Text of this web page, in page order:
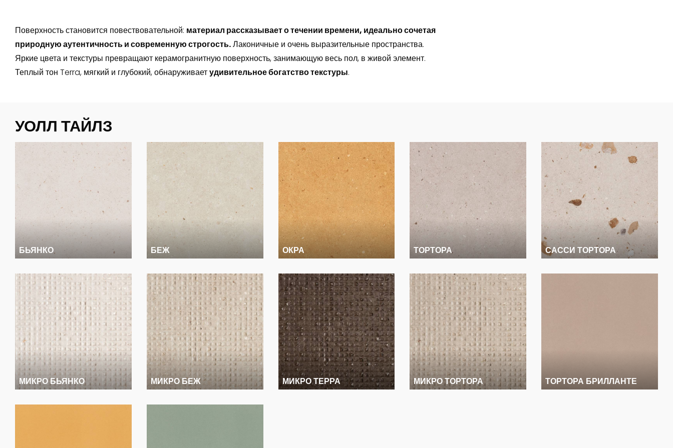
Поверхность становится повествовательной: материал рассказывает о течении времени, идеально сочетая
природную аутентичность и современную строгость.Лаконичные и очень выразительные пространства.
Яркие цвета и текстуры превращают керамогранитную поверхность, занимающую весь пол, в живой элемент.
Теплый тон Terra, мягкий и глубокий, обнаруживаетудивительное богатство текстуры.
УОЛЛ ТАЙЛЗ
БЬЯНКО БЕЖ ОКРА ТОРТОРА САССИ ТОРТОРА
МИКРО БЬЯНКО МИКРО БЕЖ МИКРО ТЕРРА МИКРО ТОРТОРА ТОРТОРА БРИЛЛАНТЕ